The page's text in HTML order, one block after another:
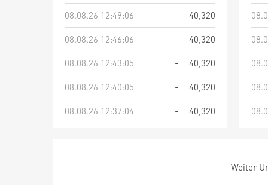
08.08.26 12:49:06
-
40,320
08.08.26 12:46:06
-
40,320
08.08.26 12:43:05
-
40,320
08.08.26 12:40:05
-
40,320
08.08.26 12:37:04
- 40,320
Weiter